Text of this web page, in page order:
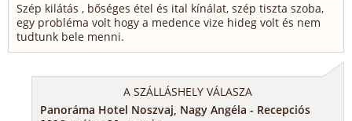
Szép kilátás , bőséges étel és ital kínálat, szép tiszta szoba,
egy probléma volt hogy a medence vize hideg volt és nem
tudtunk bele menni.
A SZÁLLÁSHELY VÁLASZA
Panoráma Hotel Noszvaj, Nagy Angéla - Recepciós